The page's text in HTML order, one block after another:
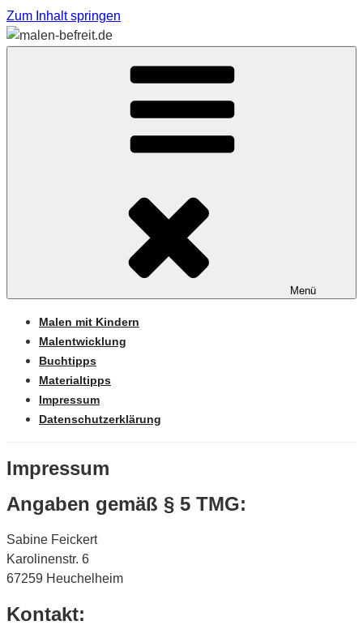
Zum Inhalt springen
MALEN-BEFREIT.DE
Sabine Feickert – Atelier für begleitetes Malen
Menü
Malen mit Kindern
Malentwicklung
Buchtipps
Materialtipps
Impressum
Datenschutzerklärung
Impressum
Angaben gemäß § 5 TMG:
Sabine Feickert
Karolinenstr. 6
67259 Heuchelheim
Kontakt: